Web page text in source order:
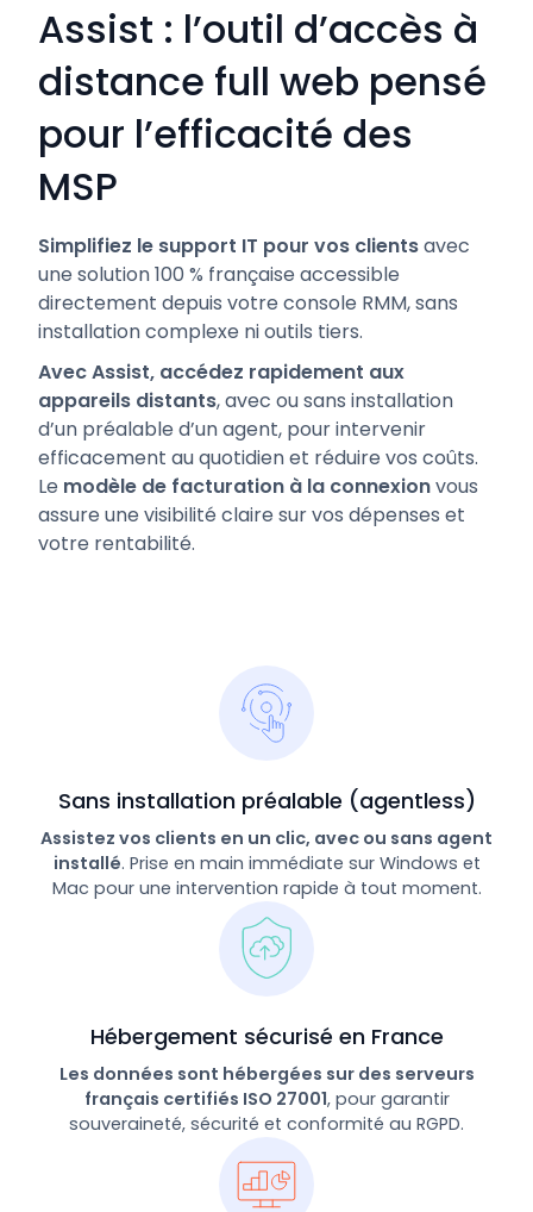
Assist : l’outil d’accès à
distance full web pensé
pour l’efficacité des
MSP
Simplifiez le support IT pour vos clientsavec
une solution 100 % française accessible
directement depuis votre console RMM, sans
installation complexe ni outils tiers.
Avec Assist, accédez rapidement aux
appareils distants, avec ou sans installation
d’un préalable d’un agent, pour intervenir
efficacement au quotidien et réduire vos coûts.
Le modèle de facturation à la connexionvous
assure une visibilité claire sur vos dépenses et
votre rentabilité.
Sans installation préalable (agentless)
Assistez vos clients en un clic, avec ou sans agent
installé. Prise en main immédiate sur Windows et
Mac pour une intervention rapide à tout moment.
Hébergement sécurisé en France
Les données sont hébergées sur des serveurs
français certifiés ISO 27001, pour garantir
souveraineté, sécurité et conformité au RGPD.